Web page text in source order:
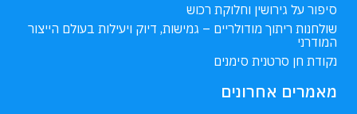
סיפור על גירושין וחלוקת רכוש
שולחנות ריתוך מודולריים – גמישות, דיוק ויעילות בעולם הייצור
המודרני
נקודת חן סרטנית סימנים
מאמרים אחרונים